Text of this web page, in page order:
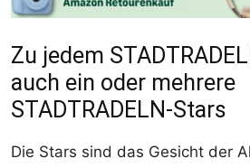
Zu jedem
auch ein oder mehrere
STADTRADELN-Stars
Die Stars sind das Gesicht der